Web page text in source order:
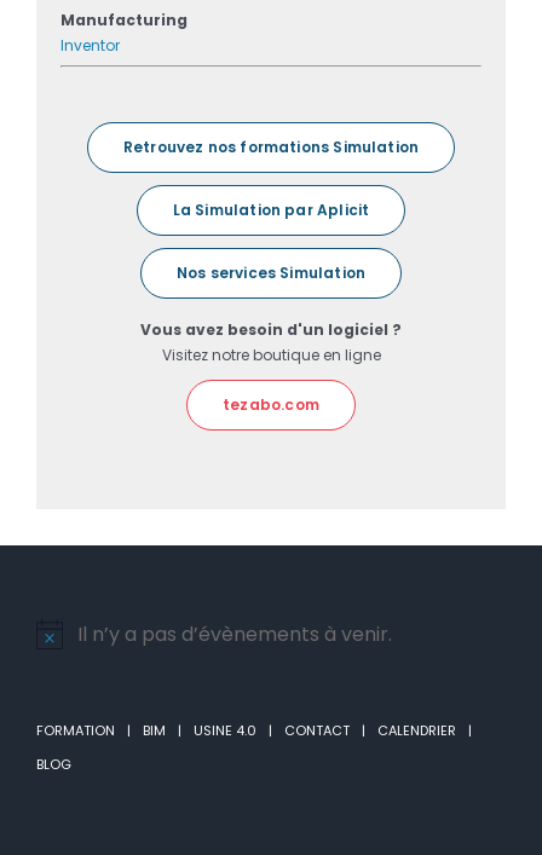
Manufacturing
Inventor
Retrouvez nos formations Simulation
La Simulation par Aplicit
Nos services Simulation
Vous avez besoin d'un logiciel ?
Visitez notre boutique en ligne
tezabo.com
Notice
Il n’y a pas d’évènements à venir.
FORMATION BIM USINE 4.0 CONTACT
CALENDRIER
BLOG